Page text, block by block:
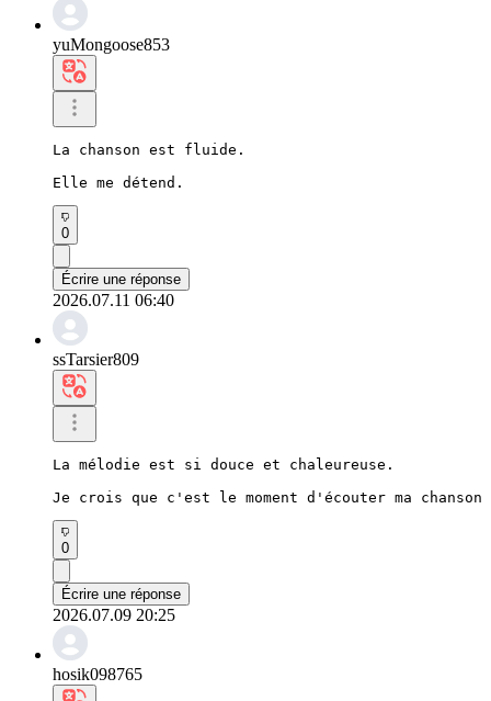
yuMongoose853
La chanson est fluide.
Elle me détend.
0
Écrire une réponse
2026.07.11 06:40
ssTarsier809
La mélodie est si douce et chaleureuse.
Je crois que c'est le moment d'écouter ma
0
Écrire une réponse
2026.07.09 20:25
hosik098765